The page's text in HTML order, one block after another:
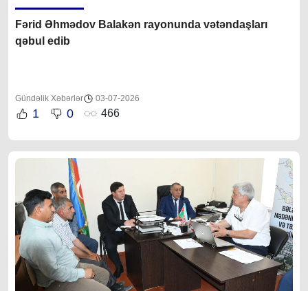
Fərid Əhmədov Balakən rayonunda vətəndaşları
qəbul edib
Gündəlik Xəbərlər 03-07-2026
1 0 466